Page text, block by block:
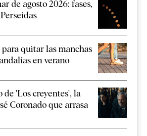
de agosto 2026: fases,
para quitar las manchas
en verano
'Los creyentes', la
Coronado que arrasa